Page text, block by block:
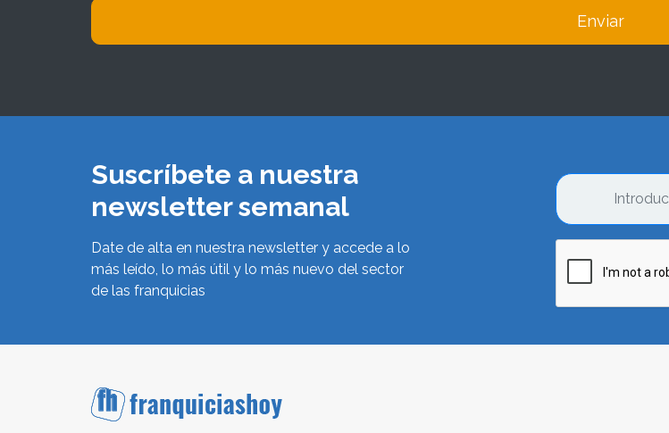
Enviar
Suscríbete a nuestra
newsletter semanal
Date de alta en nuestra newsletter y accede a lo
más leído, lo más útil y lo más nuevo del sector
de las franquicias